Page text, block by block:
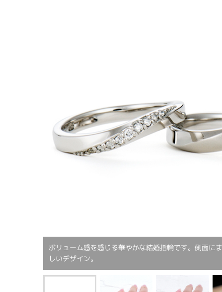
ボリューム感を感じる華やかな結婚指輪です。側面に
しいデザイン。